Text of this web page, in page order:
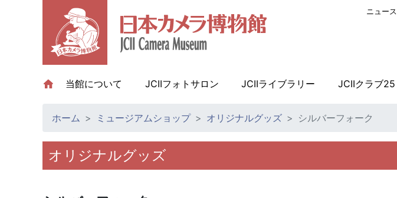
当館について (current)JCIIフォトサロン JCIIライブラリー JCIIクラブ25
ニュース
ホーム ミュージアムショップ オリジナルグッズ シルバーフォーク
オリジナルグッズ